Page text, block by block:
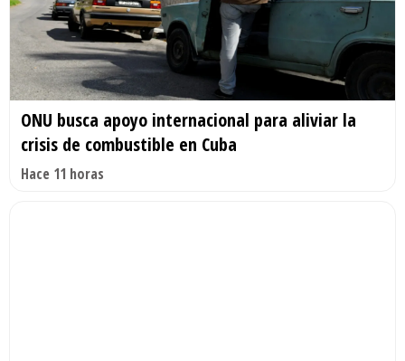
ONU busca apoyo internacional para aliviar la
crisis de combustible en Cuba
Hace 11 horas